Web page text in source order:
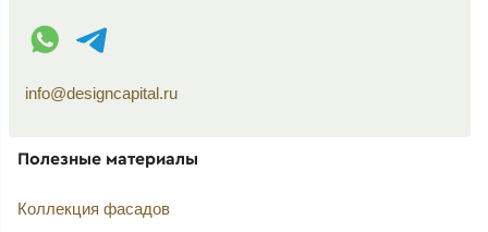
WhatsApp контакт
Telegram контакт
info@designcapital.ru
Полезные материалы
Коллекция фасадов